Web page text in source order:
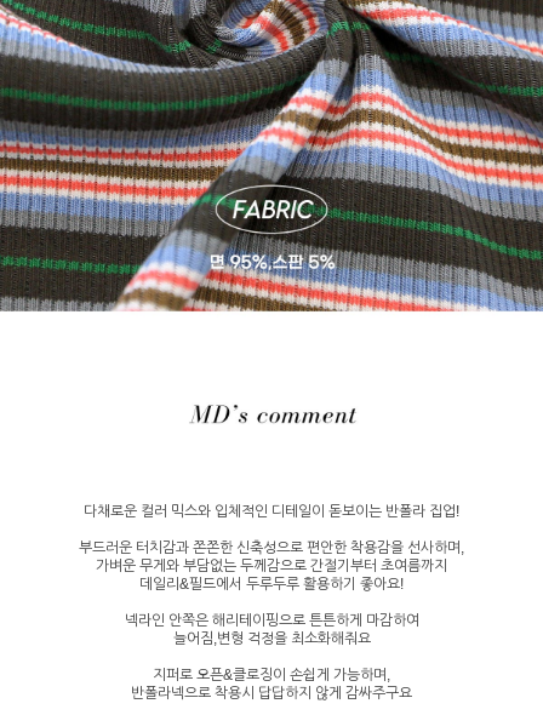
다채로운 컬러 믹스와 입체적인 디테일이 돋보이는 반폴라 집업!
부드러운 터치감과 쫀쫀한 신축성으로 편안한 착용감을 선사하며,
가벼운 무게와 부담없는 두께감으로 간절기부터 초여름까지
데일리&필드에서 두루두루 활용하기 좋아요!
넥라인 안쪽은 해리테이핑으로 튼튼하게 마감하여
늘어짐,변형 걱정을 최소화해줘요
지퍼로 오픈&클로징이 손쉽게 가능하며,
반폴라넥으로 착용시 답답하지 않게 감싸주구요